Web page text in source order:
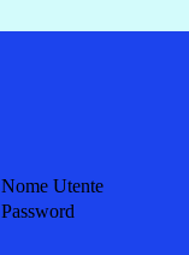
Nome Utente
Password